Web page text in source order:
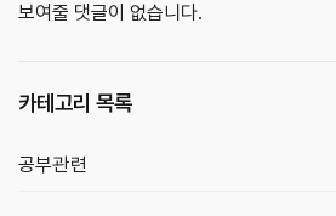
보여줄 댓글이 없습니다.
카테고리 목록
공부관련